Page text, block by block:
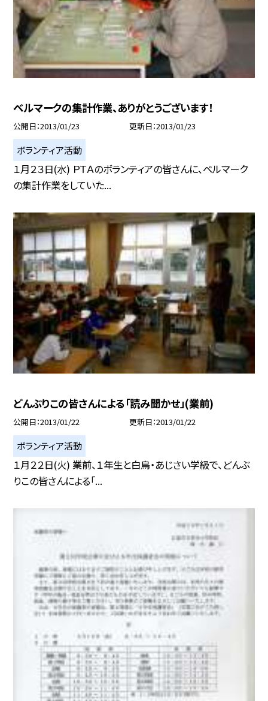
ベルマークの集計作業、ありがとうございます！
公開日 2013/01/23 更新日 2013/01/23
ボランティア活動
１月２３日(水) ＰＴＡのボランティアの皆さんに、ベルマーク
の集計作業をしていた...
どんぶりこの皆さんによる「読み聞かせ」(業前)
公開日 2013/01/22 更新日 2013/01/22
ボランティア活動
１月２２日(火) 業前、１年生と白鳥・あじさい学級で、どんぶ
りこの皆さんによる「...